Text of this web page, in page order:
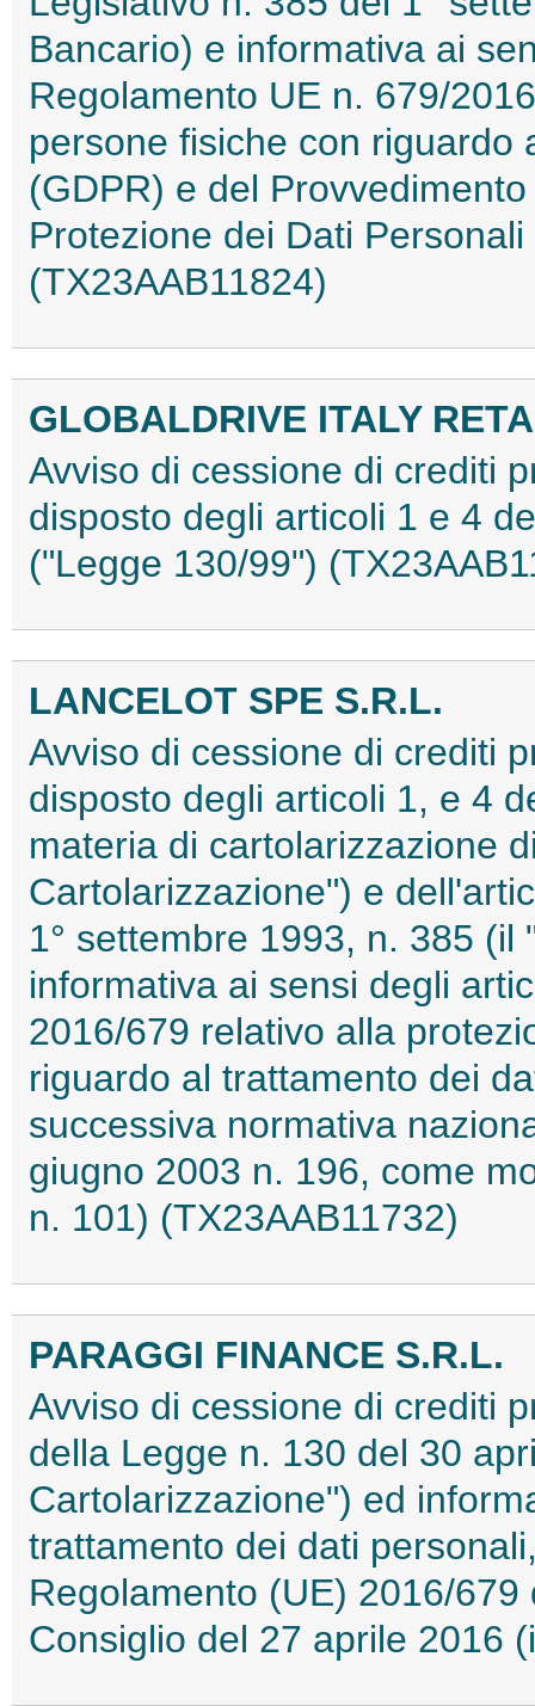
Bancario) e informativa ai
Regolamento UE n. 679/
persone fisiche con riguardo
(GDPR) e del
Protezione dei Dati
(TX23AAB11824)
GLOBALDRIVE ITALY
Avviso di cessione di crediti
disposto degli articoli 1 e 4
("Legge 130/99")
LANCELOT SPE S.R.L.
Avviso di cessione di crediti
disposto degli articoli 1, e 4
materia di cartolarizzazione
Cartolarizzazione") e
1° settembre 1993, n. 385 (il
informativa ai sensi degli
2016/679 relativo alla
riguardo al trattamento dei
successiva normativa
giugno 2003 n. 196, come
n. 101) (TX23AAB11732)
PARAGGI FINANCE S.R.L.
Avviso di cessione di crediti
della Legge n. 130 del 30
Cartolarizzazione") ed
trattamento dei dati
Regolamento (UE) 2016/
Consiglio del 27 aprile 2016